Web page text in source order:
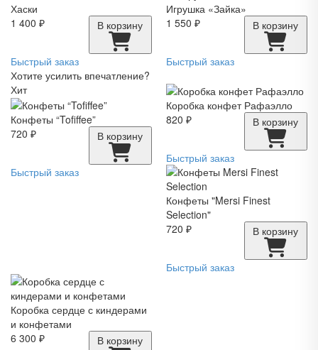
Хаски
1 400 ₽
В корзину
Быстрый заказ
Игрушка «Зайка»
1 550 ₽
В корзину
Быстрый заказ
Хотите усилить впечатление?
Хит
Конфеты “Tofiffee”
720 ₽
В корзину
Быстрый заказ
Коробка конфет Рафаэлло
820 ₽
В корзину
Быстрый заказ
Конфеты "Mersi Finest
Selection"
720 ₽
В корзину
Быстрый заказ
Коробка сердце с киндерами
и конфетами
6 300 ₽
В корзину